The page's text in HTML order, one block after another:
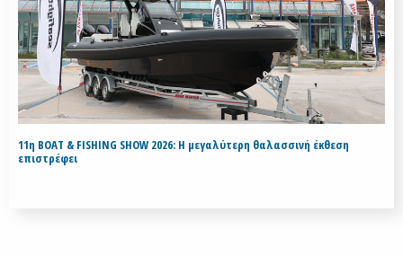
11η BOAT & FISHING SHOW 2026: Η μεγαλύτερη θαλασσινή έκθεση
επιστρέφει